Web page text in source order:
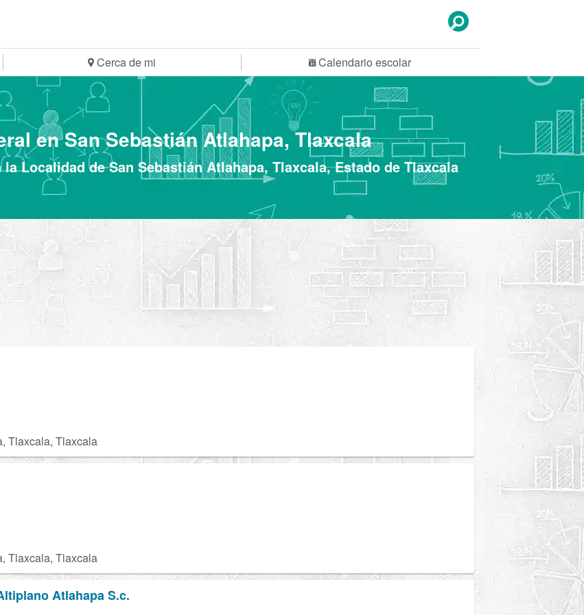
Cerca de mi Calendario escolar
en San Sebastián Atlahapa, Tlaxcala
Localidad de San Sebastián Atlahapa, Tlaxcala, Estado de Tlaxcala
Tlaxcala, Tlaxcala
Tlaxcala, Tlaxcala
Atlahapa S.c.